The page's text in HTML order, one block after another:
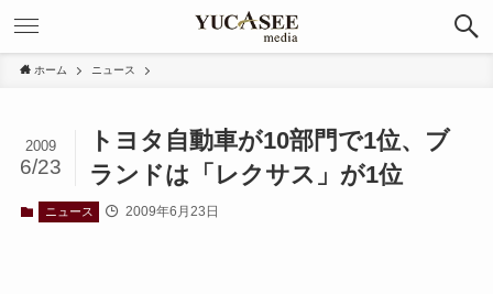
ホーム ニュース
トヨタ自動車が10部門で1位、ブ
ランドは「レクサス」が1位
2009
6/23
ニュース 2009年6月23日